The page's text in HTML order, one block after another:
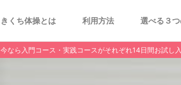
きくち体操とは 利用方法 選べる３
今なら入門コース・実践コースがそれぞれ14日間お試し